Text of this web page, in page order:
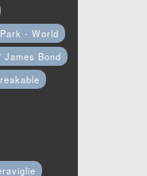
- World
James Bond